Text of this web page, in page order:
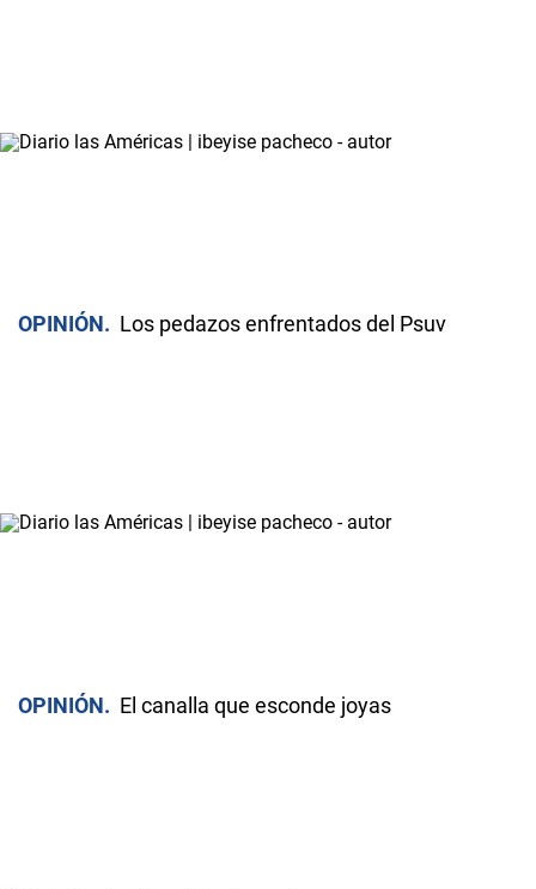
OPINIÓN Los pedazos enfrentados del Psuv
OPINIÓN El canalla que esconde joyas